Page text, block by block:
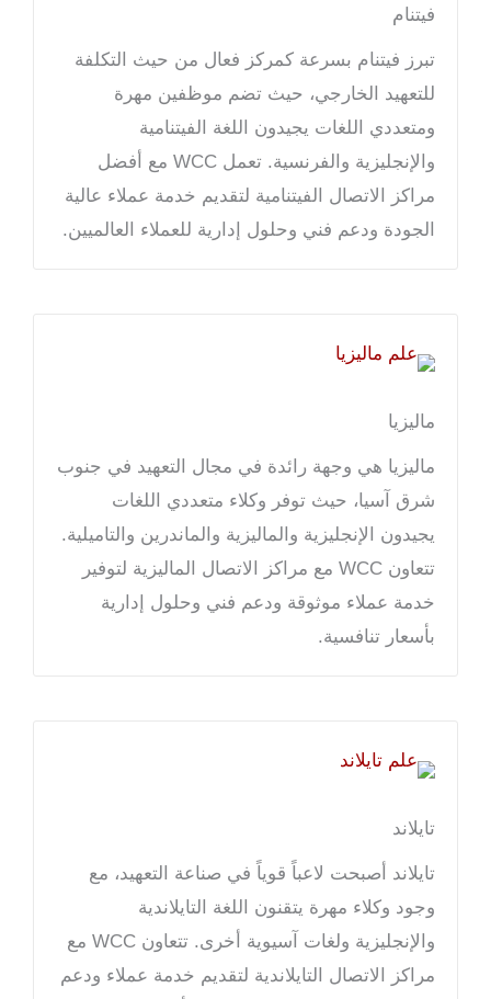
فيتنام
تبرز فيتنام بسرعة كمركز فعال من حيث التكلفة
للتعهيد الخارجي، حيث تضم موظفين مهرة
ومتعددي اللغات يجيدون اللغة الفيتنامية
والإنجليزية والفرنسية. تعمل WCC مع أفضل
مراكز الاتصال الفيتنامية لتقديم خدمة عملاء عالية
الجودة ودعم فني وحلول إدارية للعملاء العالميين.
ماليزيا
ماليزيا هي وجهة رائدة في مجال التعهيد في جنوب
شرق آسيا، حيث توفر وكلاء متعددي اللغات
يجيدون الإنجليزية والماليزية والماندرين والتاميلية.
تتعاون WCC مع مراكز الاتصال الماليزية لتوفير
خدمة عملاء موثوقة ودعم فني وحلول إدارية
بأسعار تنافسية.
تايلاند
تايلاند أصبحت لاعباً قوياً في صناعة التعهيد، مع
وجود وكلاء مهرة يتقنون اللغة التايلاندية
والإنجليزية ولغات آسيوية أخرى. تتعاون WCC مع
مراكز الاتصال التايلاندية لتقديم خدمة عملاء ودعم